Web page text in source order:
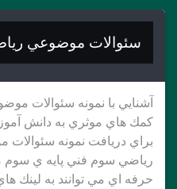
سئوالات موضوعي رياضي 3
آشنايي با نمونه سئوالات
كمك هاي موثري به دانش
براي دريافت نمونه
رياضي سوم فني پايه ي
حرفه اي مي توانند به لينك